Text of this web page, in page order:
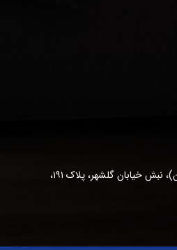
خیابان نلسون ماندلا (جردن)، نبش خیابان گلشهر، پلاک ١٩١،